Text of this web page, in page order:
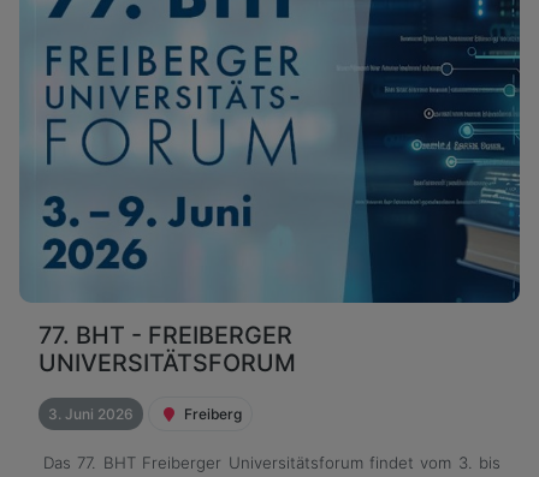
77. BHT - FREIBERGER
UNIVERSITÄTSFORUM
3. Juni 2026 Freiberg
Das 77. BHT Freiberger Universitätsforum findet vom 3. bis